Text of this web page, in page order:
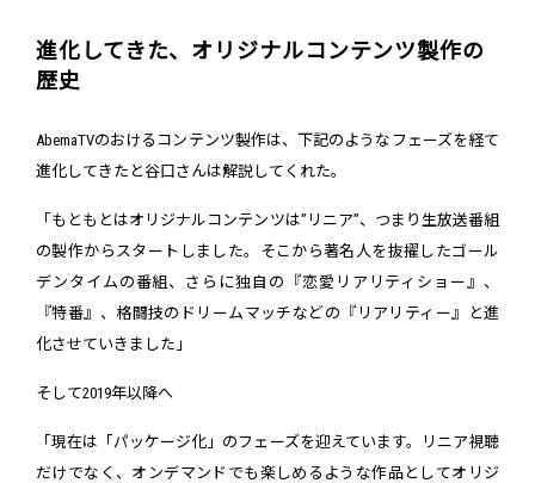
進化してきた、オリジナルコンテンツ製作の
歴史
AbemaTVのおけるコンテンツ製作は、下記のようなフェーズを経て
進化してきたと谷口さんは解説してくれた。
「もともとはオリジナルコンテンツは”リニア”、つまり生放送番組
の製作からスタートしました。そこから著名人を抜擢したゴール
デンタイムの番組、さらに独自の『恋愛リアリティショー』、
『特番』、格闘技のドリームマッチなどの『リアリティー』と進
化させていきました」
そして2019年以降へ
「現在は「パッケージ化」のフェーズを迎えています。リニア視聴
だけでなく、オンデマンドでも楽しめるような作品としてオリジ